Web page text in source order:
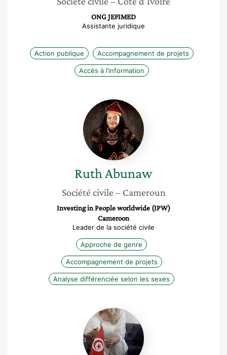
ONG JEFIMED
Assistante juridique
Action publique Accompagnement de projets
Accès à l’information
Ruth
Abunaw
RuthAbunaw
Société civile – Cameroun
Investing in People worldwide (IPW)
Cameroon
Leader de la société civile
Approche de genre
Accompagnement de projets
Analyse différenciée selon les sexes
Moufida
Yazidi